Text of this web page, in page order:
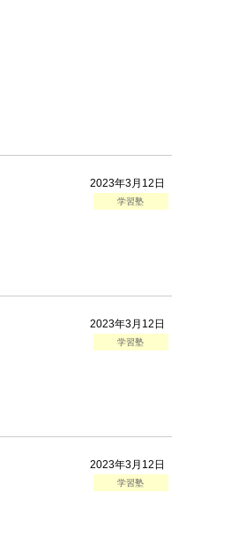
2023年3月12日
学習塾
2023年3月12日
学習塾
2023年3月12日
学習塾